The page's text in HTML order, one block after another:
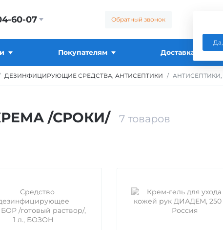
60-07 Обратный звонок
Покупателям Доставка
ДЕЗИНФИЦИРУЮЩИЕ СРЕДСТВА, АНТИСЕПТИКИ
/СРОКИ/ 7 товаров